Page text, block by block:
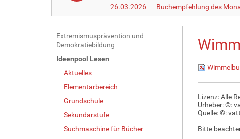
26.03.2026
Buchempfehlung des
N
a
v
Extremismusprävention und
Demokratiebildung
Ideenpool Lesen
Aktuelles
Elementarbereich
Grundschule
Sekundarstufe
Suchmaschine für Bücher
Lizenz: Alle
Urheber: ©:
Quelle:©:
Bitte